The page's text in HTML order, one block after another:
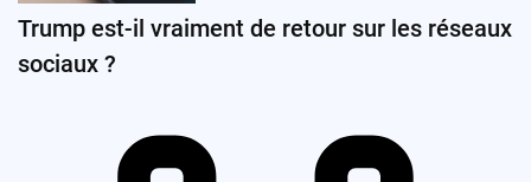
Trump est-il vraiment de retour sur les réseaux
sociaux ?